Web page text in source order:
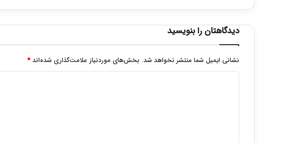
دیدگاهتان را بنویسید
نشانی ایمیل شما منتشر نخواهد شد. بخش‌های موردنیاز علامت‌گذاری شده‌اند*